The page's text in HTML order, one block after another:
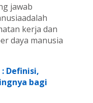
jawab
kerja dan
daya manusia
Definisi,
bagi